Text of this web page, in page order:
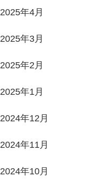
2025年4月
2025年3月
2025年2月
2025年1月
2024年12月
2024年11月
2024年10月